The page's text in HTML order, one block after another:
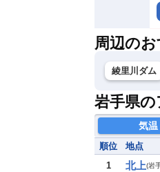
周辺の
綾里川ダム
岩手県
気温
順位 地点
1
北上(岩